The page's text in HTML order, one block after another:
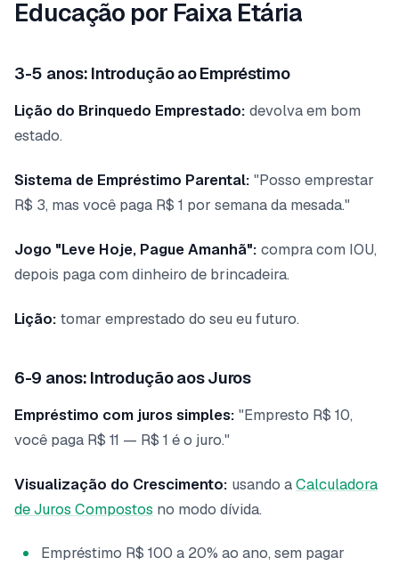
Educação por Faixa Etária
3-5 anos: Introdução ao Empréstimo
Lição do Brinquedo Emprestado: devolva em bom
estado.
Sistema de Empréstimo Parental: "Posso emprestar
R$ 3, mas você paga R$ 1 por semana da mesada."
Jogo "Leve Hoje, Pague Amanhã": compra com IOU,
depois paga com dinheiro de brincadeira.
Lição: tomar emprestado do seu eu futuro.
6-9 anos: Introdução aos Juros
Empréstimo com juros simples: "Empresto R$ 10,
você paga R$ 11 — R$ 1 é o juro."
Visualização do Crescimento: usando aCalculadora
de Juros Compostos no modo dívida.
Empréstimo R$ 100 a 20% ao ano, sem pagar